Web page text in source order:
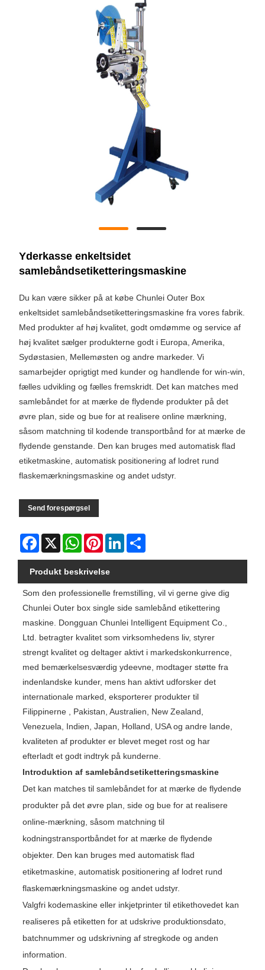
Yderkasse enkeltsidet
samlebåndsetiketteringsmaskine
Du kan være sikker på at købe Chunlei Outer Box
enkeltsidet samlebåndsetiketteringsmaskine fra vores fabrik.
Med produkter af høj kvalitet, godt omdømme og service af
høj kvalitet sælger produkterne godt i Europa, Amerika,
Sydøstasien, Mellemøsten og andre markeder. Vi
samarbejder oprigtigt med kunder og handlende for win-win,
fælles udvikling og fælles fremskridt. Det kan matches med
samlebåndet for at mærke de flydende produkter på det
øvre plan, side og bue for at realisere online mærkning,
såsom matchning til kodende transportbånd for at mærke de
flydende genstande. Den kan bruges med automatisk flad
etiketmaskine, automatisk positionering af lodret rund
flaskemærkningsmaskine og andet udstyr.
Send forespørgsel
Facebook
X WhatsAppPinterestLinkedIn
Produkt beskrivelse
Som den professionelle fremstilling, vil vi gerne give dig
Chunlei Outer box single side samlebånd etikettering
maskine. Dongguan Chunlei Intelligent Equipment Co.,
Ltd. betragter kvalitet som virksomhedens liv, styrer
strengt kvalitet og deltager aktivt i markedskonkurrence,
med bemærkelsesværdig ydeevne, modtager støtte fra
indenlandske kunder, mens han aktivt udforsker det
internationale marked, eksporterer produkter til
Filippinerne , Pakistan, Australien, New Zealand,
Venezuela, Indien, Japan, Holland, USA og andre lande,
kvaliteten af ​​produkter er blevet meget rost og har
efterladt et godt indtryk på kunderne.
Introduktion af samlebåndsetiketteringsmaskine
Det kan matches til samlebåndet for at mærke de flydende
produkter på det øvre plan, side og bue for at realisere
online-mærkning, såsom matchning til
kodningstransportbåndet for at mærke de flydende
objekter. Den kan bruges med automatisk flad
etiketmaskine, automatisk positionering af lodret rund
flaskemærkningsmaskine og andet udstyr.
Valgfri kodemaskine eller inkjetprinter til etikethovedet kan
realiseres på etiketten for at udskrive produktionsdato,
batchnummer og udskrivning af stregkode og anden
information.